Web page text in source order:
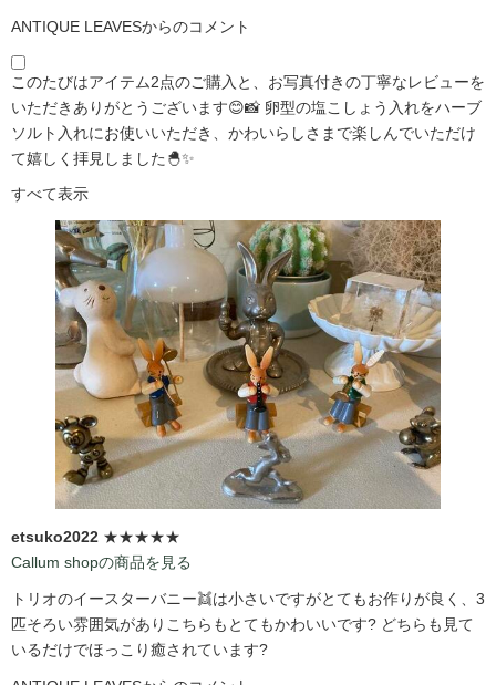
ANTIQUE LEAVESからのコメント
このたびはアイテム2点のご購入と、お写真付きの丁寧なレビューを
いただきありがとうございます😊📸 卵型の塩こしょう入れをハーブ
ソルト入れにお使いいただき、かわいらしさまで楽しんでいただけ
て嬉しく拝見しました🐣✨
すべて表示
etsuko2022 ★★★★★
Callum shopの商品を見る
トリオのイースターバニー👯は小さいですがとてもお作りが良く、3
匹そろい雰囲気がありこちらもとてもかわいいです?️ どちらも見て
いるだけでほっこり癒されています?️